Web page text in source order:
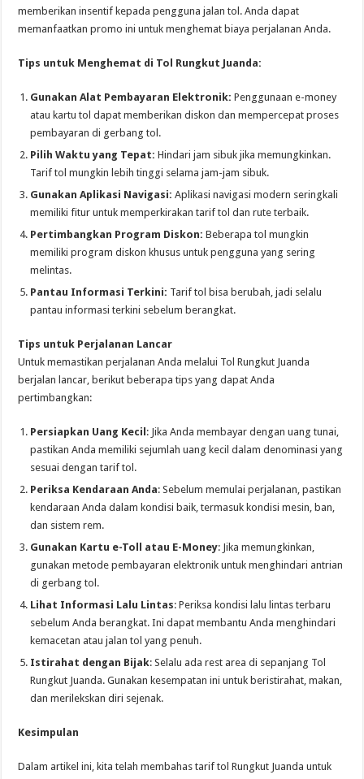
memberikan insentif kepada pengguna jalan tol. Anda dapat
memanfaatkan promo ini untuk menghemat biaya perjalanan Anda.
Tips untuk Menghemat di Tol Rungkut Juanda:
Gunakan Alat Pembayaran Elektronik: Penggunaan e-money
atau kartu tol dapat memberikan diskon dan mempercepat proses
pembayaran di gerbang tol.
Pilih Waktu yang Tepat: Hindari jam sibuk jika memungkinkan.
Tarif tol mungkin lebih tinggi selama jam-jam sibuk.
Gunakan Aplikasi Navigasi: Aplikasi navigasi modern seringkali
memiliki fitur untuk memperkirakan tarif tol dan rute terbaik.
Pertimbangkan Program Diskon: Beberapa tol mungkin
memiliki program diskon khusus untuk pengguna yang sering
melintas.
Pantau Informasi Terkini: Tarif tol bisa berubah, jadi selalu
pantau informasi terkini sebelum berangkat.
Tips untuk Perjalanan Lancar
Untuk memastikan perjalanan Anda melalui Tol Rungkut Juanda
berjalan lancar, berikut beberapa tips yang dapat Anda
pertimbangkan:
Persiapkan Uang Kecil: Jika Anda membayar dengan uang tunai,
pastikan Anda memiliki sejumlah uang kecil dalam denominasi yang
sesuai dengan tarif tol.
Periksa Kendaraan Anda: Sebelum memulai perjalanan, pastikan
kendaraan Anda dalam kondisi baik, termasuk kondisi mesin, ban,
dan sistem rem.
Gunakan Kartu e-Toll atau E-Money: Jika memungkinkan,
gunakan metode pembayaran elektronik untuk menghindari antrian
di gerbang tol.
Lihat Informasi Lalu Lintas: Periksa kondisi lalu lintas terbaru
sebelum Anda berangkat. Ini dapat membantu Anda menghindari
kemacetan atau jalan tol yang penuh.
Istirahat dengan Bijak: Selalu ada rest area di sepanjang Tol
Rungkut Juanda. Gunakan kesempatan ini untuk beristirahat, makan,
dan merilekskan diri sejenak.
Kesimpulan
Dalam artikel ini, kita telah membahas tarif tol Rungkut Juanda untuk